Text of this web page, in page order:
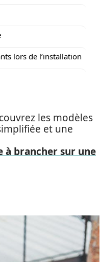
lors de l’installation
les modèles
et une
à brancher sur une